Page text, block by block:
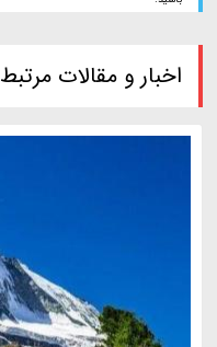
اخبار و مقالات مرتبط